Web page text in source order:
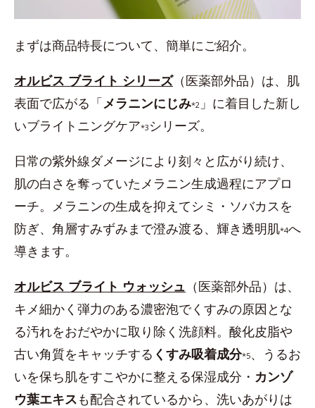
まずは商品特長について、簡単にご紹介。
オルビス ブライト シリーズ（医薬部外品）は、肌
表面で広がる「メラニンにじみ*2 」に着目した新し
いブライトニングケア*3 シリーズ。
日常の紫外線ダメージにより刻々と広がり続け、
肌の白さを奪っていたメラニン生成過程にアプロ
ーチ。メラニンの生成を抑えてシミ・ソバカスを
防ぎ、角層すみずみまで澄み渡る、輝き透明肌*4へ
導きます。
オルビス ブライト ウォッシュ （医薬部外品）は、
キメ細かく弾力のある濃密泡でくすみの原因とな
る汚れをおだやかに取り除く洗顔料。酸化皮脂や
古い角質をキャッチする くすみ吸着成分*5、うるお
いを保ち肌をすこやかに整える保湿成分・ カンゾ
ウ葉エキスも配合されているから、洗いあがりは